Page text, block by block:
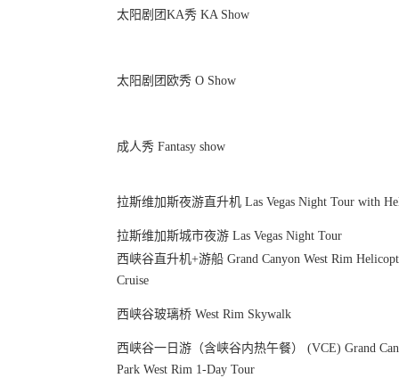
太阳剧团KA秀 KA Show
太阳剧团欧秀 O Show
成人秀 Fantasy show
拉斯维加斯夜游直升机 Las Vegas Night Tour with
拉斯维加斯城市夜游 Las Vegas Night Tour
西峡谷直升机+游船 Grand Canyon West Rim
Cruise
西峡谷玻璃桥 West Rim Skywalk
西峡谷一日游（含峡谷内热午餐） (VCE) Grand
Park West Rim 1-Day Tour